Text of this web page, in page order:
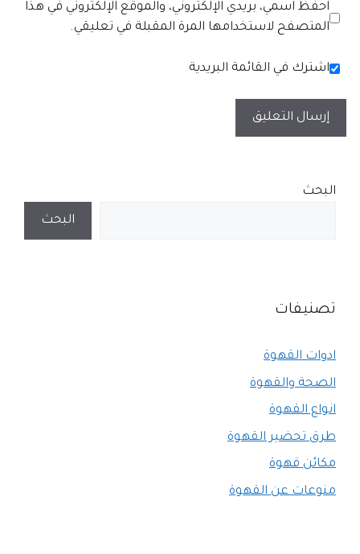
احفظ اسمي، بريدي الإلكتروني، والموقع الإلكتروني في هذا
المتصفح لاستخدامها المرة المقبلة في تعليقي.
اشترك في القائمة البريدية
البحث
البحث
تصنيفات
ادوات القهوة
الصحة والقهوة
انواع القهوة
طرق تحضير القهوة
مكائن قهوة
منوعات عن القهوة